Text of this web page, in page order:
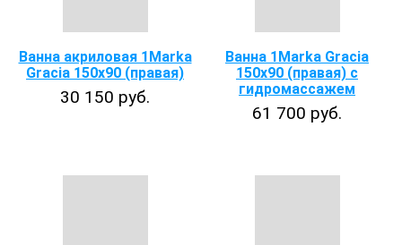
Ванна акриловая 1Marka
Gracia 150х90 (правая)
30 150 руб.
Ванна 1Marka Gracia
150х90 (правая) с
гидромассажем
61 700 руб.